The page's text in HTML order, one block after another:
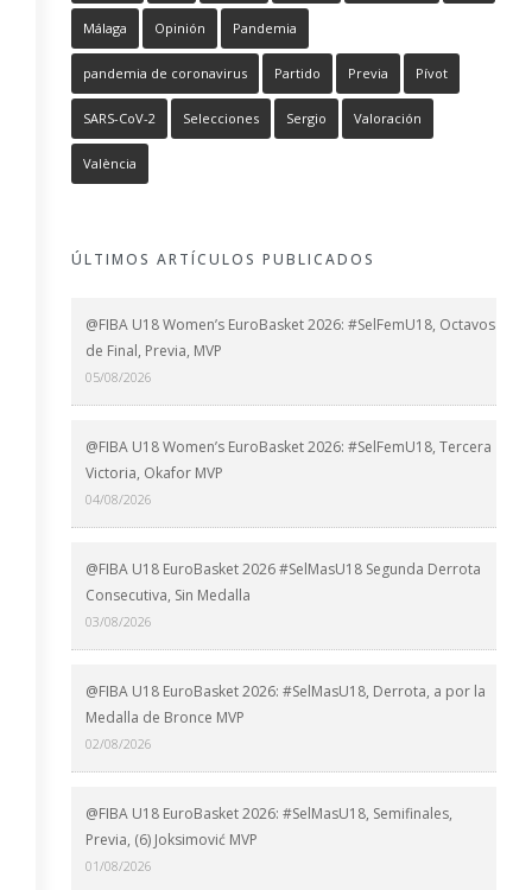
Málaga Opinión Pandemia
pandemia de coronavirus Partido Previa Pívot
SARS-CoV-2 Selecciones Sergio Valoración
València
ÚLTIMOS ARTÍCULOS PUBLICADOS
@FIBA U18 Women’s EuroBasket 2026: #SelFemU18, Octavos
de Final, Previa, MVP
05/08/2026
@FIBA U18 Women’s EuroBasket 2026: #SelFemU18, Tercera
Victoria, Okafor MVP
04/08/2026
@FIBA U18 EuroBasket 2026 #SelMasU18 Segunda Derrota
Consecutiva, Sin Medalla
03/08/2026
@FIBA U18 EuroBasket 2026: #SelMasU18, Derrota, a por la
Medalla de Bronce MVP
02/08/2026
@FIBA U18 EuroBasket 2026: #SelMasU18, Semifinales,
Previa, (6) Joksimović MVP
01/08/2026